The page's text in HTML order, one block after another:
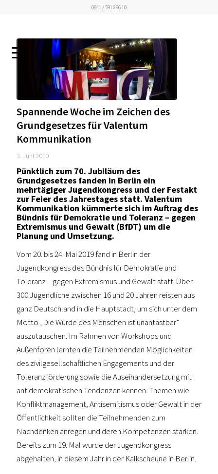
0941 / 591 896 10
Spannende Woche im Zeichen des
Grundgesetzes für Valentum
Kommunikation
3. Juni 2019
Pünktlich zum 70. Jubiläum des
Grundgesetzes fanden in Berlin ein
mehrtägiger Jugendkongress und der Festakt
zur Feier des Jahrestages statt. Valentum
Kommunikation kümmerte sich im Auftrag des
Bündnis für Demokratie und Toleranz – gegen
Extremismus und Gewalt (BfDT) um die
Planung und Umsetzung.
Vom 20. bis 24. Mai 2019 fand in Berlin der
Jugendkongress des Bündnis für Demokratie und
Toleranz – gegen Extremismus und Gewalt statt. Über
300 Jugendliche zwischen 16 und 20 Jahren reisten aus
ganz Deutschland in die Hauptstadt, um sich unter dem
Motto „Die Würde des Menschen ist unantastbar“
auszutauschen. Im Rahmen von Workshops und
Außenforen lernten die Teilnehmenden Möglichkeiten
des zivilgesellschaftlichen Engagements und der
Toleranzförderung sowie die Auseinandersetzung mit
antidemokratischen Tendenzen kennen. Themen wie
Konfliktmanagement, Antisemitismus oder Gewalt in der
Öffentlichkeit sollten die Teilnehmenden zum
Nachdenken anregen und deren Kompetenzen stärken.
Bereits zum 19. Mal wurde der Jugendkongress
abgehalten, in diesem Jahr in der Kalkscheune in Berlin.